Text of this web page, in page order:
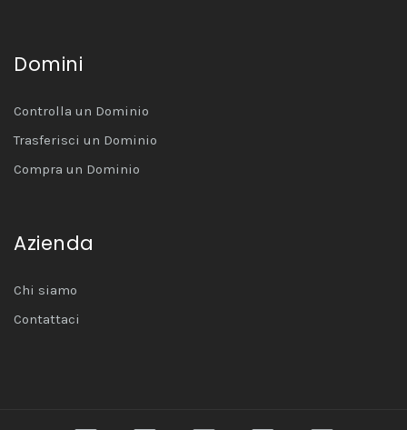
Domini
Controlla un Dominio
Trasferisci un Dominio
Compra un Dominio
Azienda
Chi siamo
Contattaci